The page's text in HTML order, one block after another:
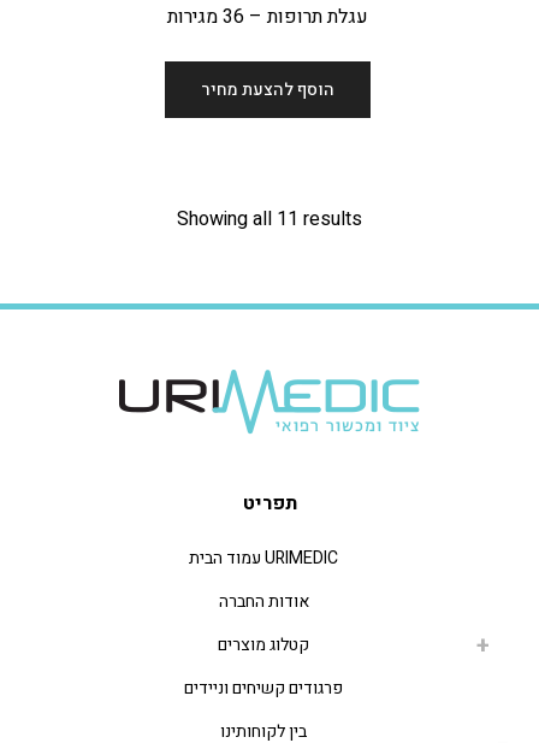
עגלת תרופות – 36 מגירות
הוסף להצעת מחיר
Showing all 11 results
תפריט
URIMEDIC עמוד הבית
אודות החברה
קטלוג מוצרים
פרגודים קשיחים וניידים
בין לקוחותינו